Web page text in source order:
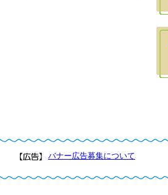
バナー広告募集について